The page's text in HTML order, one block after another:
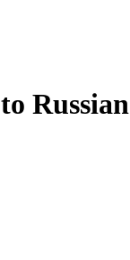
Russian